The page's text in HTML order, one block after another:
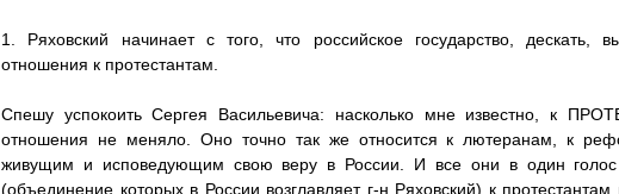
1. Ряховский начинает с того, что российское государство, дескать,
отношения к протестантам.
Спешу успокоить Сергея Васильевича: насколько мне известно, к
отношения не меняло. Оно точно так же относится к лютеранам, к
живущим и исповедующим свою веру в России. И все они в один голос
(объединение которых в России возглавляет г-н Ряховский) к